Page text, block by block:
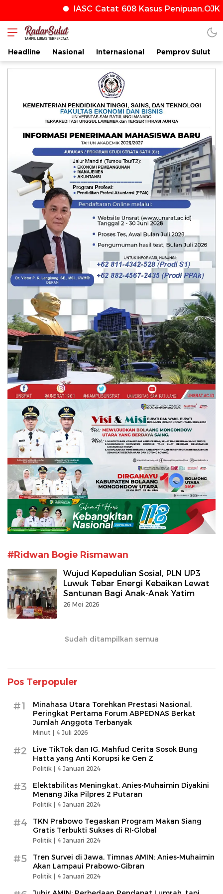
IASC Catat 608 Kasus Penipuan,OJK
radarsulut.com
Headline Nasional Internasional Pemprov Sulut
#Ridwan Bogie Rismawan
Wujud Kepedulian Sosial, PLN UP3
Luwuk Tebar Energi Kebaikan Lewat
Santunan Bagi Anak-Anak Yatim
26 Mei 2026
Sudah ditampilkan semua
Pos Terpopuler
#1
Minahasa Utara Torehkan Prestasi Nasional,
Peringkat Pertama Forum ABPEDNAS Berkat
Jumlah Anggota Terbanyak
Minut | 4 Juli 2026
#2
Live TikTok dan IG, Mahfud Cerita Sosok Bung
Hatta yang Anti Korupsi ke Gen Z
Politik | 4 Januari 2024
#3
Elektabilitas Meningkat, Anies-Muhaimin Diyakini
Menang Jika Pilpres 2 Putaran
Politik | 4 Januari 2024
#4
TKN Prabowo Tegaskan Program Makan Siang
Gratis Terbukti Sukses di RI-Global
Politik | 4 Januari 2024
#5
Tren Survei di Jawa, Timnas AMIN: Anies-Muhaimin
Akan Lampaui Prabowo-Gibran
Politik | 4 Januari 2024